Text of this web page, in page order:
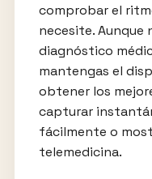
comprobar el
necesite. Aunque
diagnóstico
mantengas el
obtener los
capturar
fácilmente o
telemedicina.